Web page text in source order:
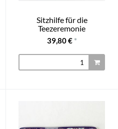
Sitzhilfe für die
Teezeremonie
39,80 € *